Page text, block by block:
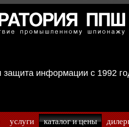
защита информации с
услуги каталог и цены